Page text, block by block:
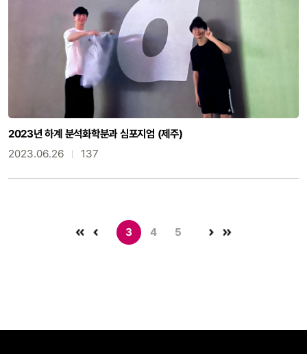
2023년 하계 분석화학분과 심포지엄 (제주)
2023.06.26
137
3 4 5